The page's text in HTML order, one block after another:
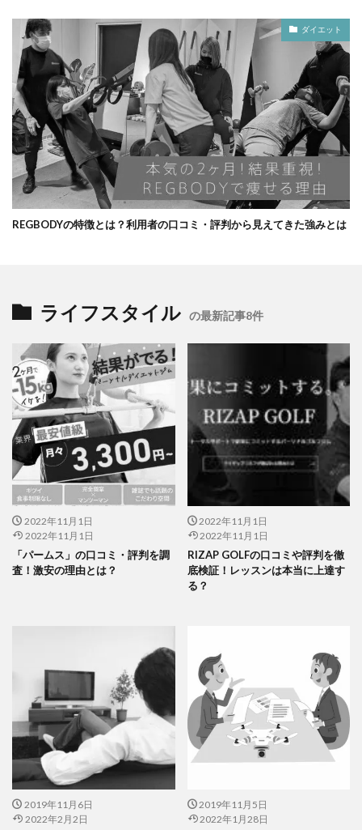
ダイエット
REGBODYの特徴とは？利用者の口コミ・評判から見えてきた強みとは
ライフスタイル の最新記事8件
2022年11月1日
2022年11月1日
「パームス」の口コミ・評判を調
査！激安の理由とは？
2022年11月1日
2022年11月1日
RIZAP GOLFの口コミや評判を徹
底検証！レッスンは本当に上達す
る？
2019年11月6日
2022年2月2日
2019年11月5日
2022年1月28日